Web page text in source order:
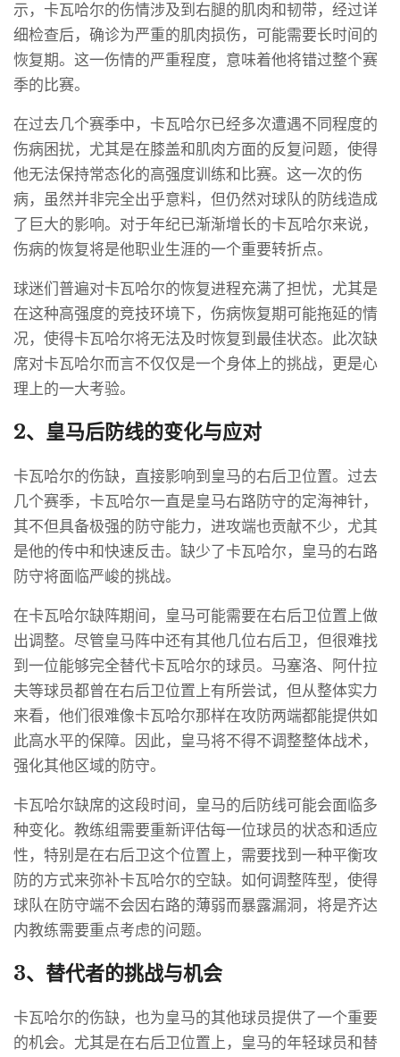
示，卡瓦哈尔的伤情涉及到右腿的肌肉和韧带，经过详
细检查后，确诊为严重的肌肉损伤，可能需要长时间的
恢复期。这一伤情的严重程度，意味着他将错过整个赛
季的比赛。
在过去几个赛季中，卡瓦哈尔已经多次遭遇不同程度的
伤病困扰，尤其是在膝盖和肌肉方面的反复问题，使得
他无法保持常态化的高强度训练和比赛。这一次的伤
病，虽然并非完全出乎意料，但仍然对球队的防线造成
了巨大的影响。对于年纪已渐渐增长的卡瓦哈尔来说，
伤病的恢复将是他职业生涯的一个重要转折点。
球迷们普遍对卡瓦哈尔的恢复进程充满了担忧，尤其是
在这种高强度的竞技环境下，伤病恢复期可能拖延的情
况，使得卡瓦哈尔将无法及时恢复到最佳状态。此次缺
席对卡瓦哈尔而言不仅仅是一个身体上的挑战，更是心
理上的一大考验。
2、皇马后防线的变化与应对
卡瓦哈尔的伤缺，直接影响到皇马的右后卫位置。过去
几个赛季，卡瓦哈尔一直是皇马右路防守的定海神针，
其不但具备极强的防守能力，进攻端也贡献不少，尤其
是他的传中和快速反击。缺少了卡瓦哈尔，皇马的右路
防守将面临严峻的挑战。
在卡瓦哈尔缺阵期间，皇马可能需要在右后卫位置上做
出调整。尽管皇马阵中还有其他几位右后卫，但很难找
到一位能够完全替代卡瓦哈尔的球员。马塞洛、阿什拉
夫等球员都曾在右后卫位置上有所尝试，但从整体实力
来看，他们很难像卡瓦哈尔那样在攻防两端都能提供如
此高水平的保障。因此，皇马将不得不调整整体战术，
强化其他区域的防守。
卡瓦哈尔缺席的这段时间，皇马的后防线可能会面临多
种变化。教练组需要重新评估每一位球员的状态和适应
性，特别是在右后卫这个位置上，需要找到一种平衡攻
防的方式来弥补卡瓦哈尔的空缺。如何调整阵型，使得
球队在防守端不会因右路的薄弱而暴露漏洞，将是齐达
内教练需要重点考虑的问题。
3、替代者的挑战与机会
卡瓦哈尔的伤缺，也为皇马的其他球员提供了一个重要
的机会。尤其是在右后卫位置上，皇马的年轻球员和替